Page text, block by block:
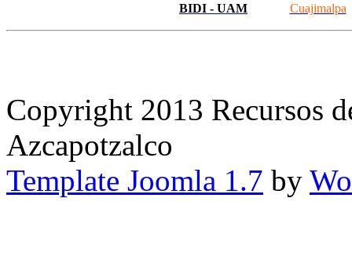
BIDI - UAM Cuajimalpa
Copyright 2013 Recursos
Azcapotzalco
Template Joomla 1.7 by